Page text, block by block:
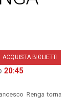
ACQUISTA BIGLIETTI
20:45
Renga torna